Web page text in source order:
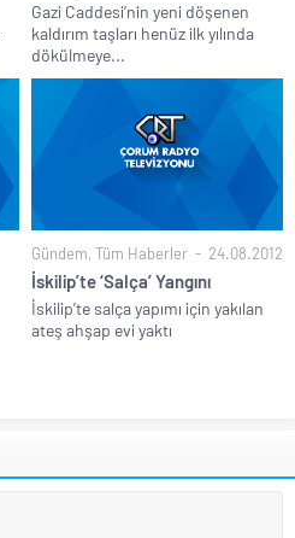
Gazi Caddesi’nin yeni döşenen
kaldırım taşları henüz ilk yılında
dökülmeye...
Gündem, Tüm Haberler 24.08.2012
İskilip’te ‘Salça’ Yangını
İskilip’te salça yapımı için yakılan
ateş ahşap evi yaktı